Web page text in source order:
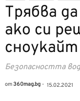
Трябва
ако си
сноукайт
Безопасността
от360mag.bg - 15.02.2021